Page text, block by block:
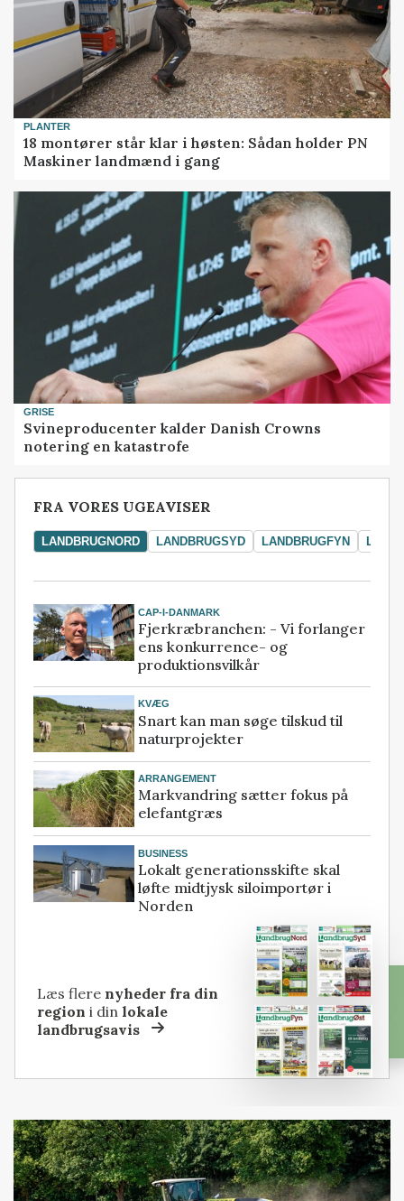
PLANTER
18 montører står klar i høsten: Sådan holder PN
Maskiner landmænd i gang
GRISE
Svineproducenter kalder Danish Crowns
notering en katastrofe
FRA VORES UGEAVISER
LANDBRUGNORD LANDBRUGSYD LANDBRUGFYN
CAP-I-DANMARK
Fjerkræbranchen: - Vi forlanger
ens konkurrence- og
produktionsvilkår
KVÆG
Snart kan man søge tilskud til
naturprojekter
ARRANGEMENT
Markvandring sætter fokus på
elefantgræs
BUSINESS
Lokalt generationsskifte skal
løfte midtjysk siloimportør i
Norden
Læs flere nyheder fra din
region i dinlokale
landbrugsavis